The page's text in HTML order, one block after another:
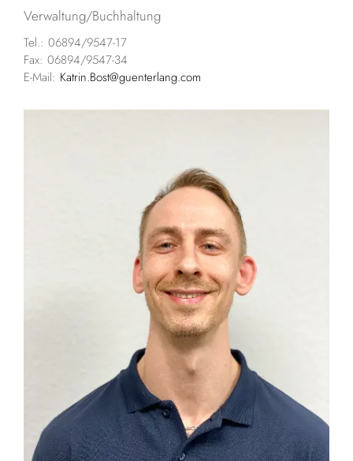
Verwaltung/Buchhaltung
Tel.: 06894/9547-17
Fax: 06894/9547-34
E-Mail: Katrin.Bost@guenterlang.com